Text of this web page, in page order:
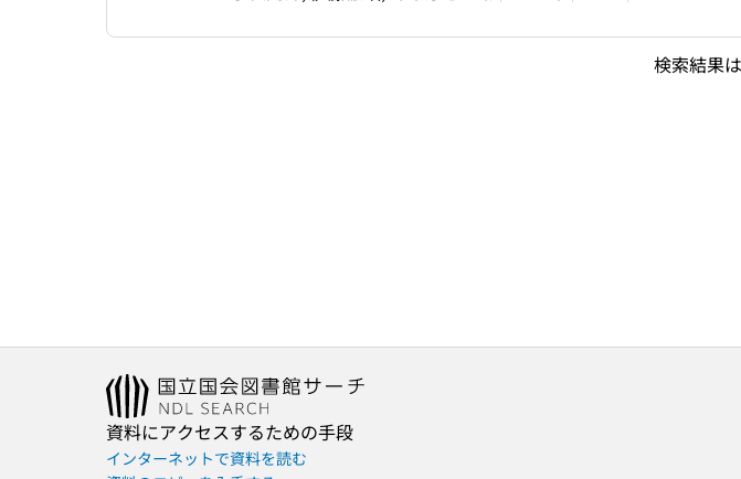
検索結果
資料にアクセスするための手段
インターネットで資料を読む